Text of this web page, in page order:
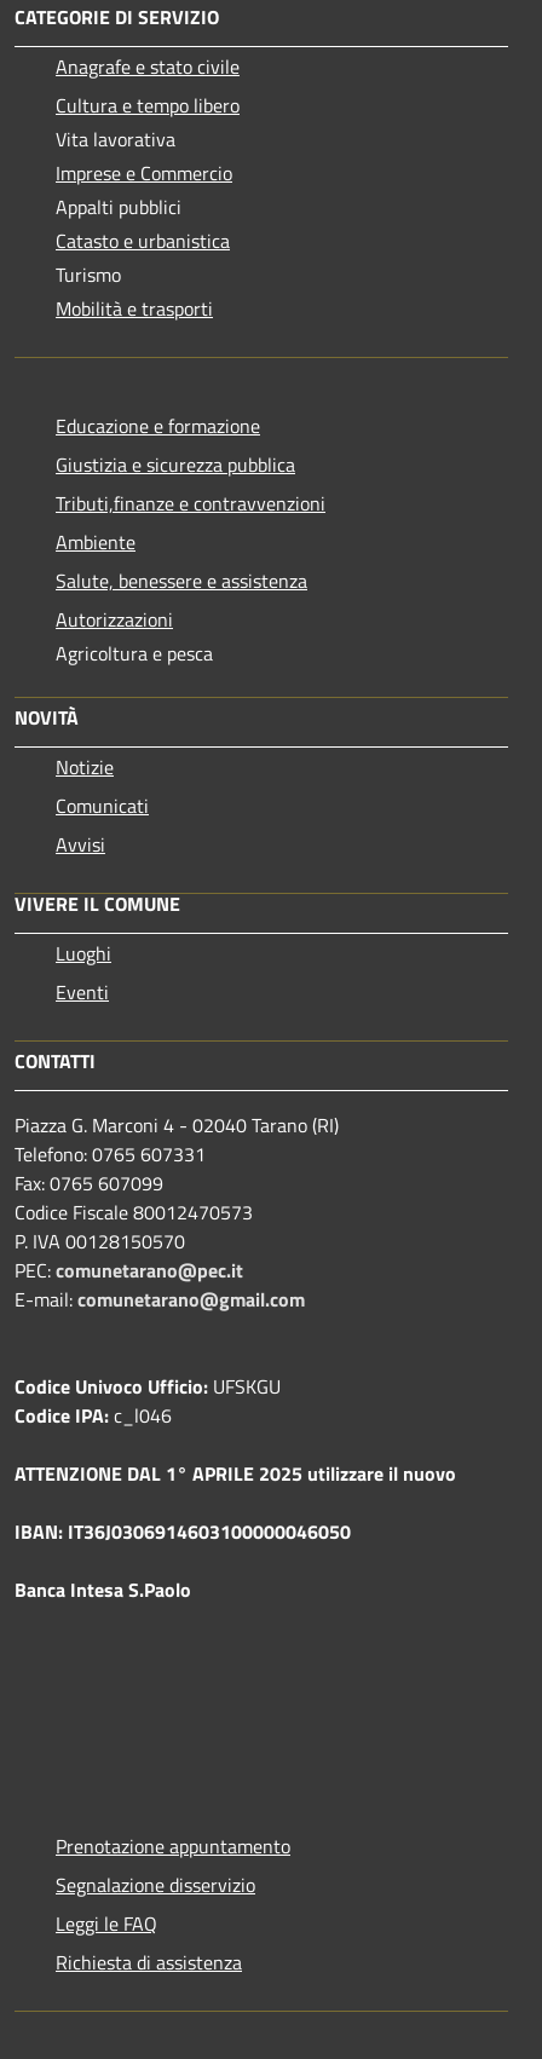
CATEGORIE DI SERVIZIO
Anagrafe e stato civile
Cultura e tempo libero
Vita lavorativa
Imprese e Commercio
Appalti pubblici
Catasto e urbanistica
Turismo
Mobilità e trasporti
Educazione e formazione
Giustizia e sicurezza pubblica
Tributi,finanze e contravvenzioni
Ambiente
Salute, benessere e assistenza
Autorizzazioni
Agricoltura e pesca
NOVITÀ
Notizie
Comunicati
Avvisi
VIVERE IL COMUNE
Luoghi
Eventi
CONTATTI
Piazza G. Marconi 4 - 02040 Tarano (RI)
Telefono: 0765 607331
Fax: 0765 607099
Codice Fiscale 80012470573
P. IVA 00128150570
PEC:comunetarano@pec.it
E-mail:comunetarano@gmail.com
Codice Univoco Ufficio: UFSKGU
Codice IPA:c_l046
ATTENZIONE DAL 1° APRILE 2025 utilizzare il nuovo
IBAN: IT36J0306914603100000046050
Banca Intesa S.Paolo
Prenotazione appuntamento
Segnalazione disservizio
Leggi le FAQ
Richiesta di assistenza